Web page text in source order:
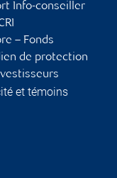
Info-conseiller
– Fonds
de protection
et témoins